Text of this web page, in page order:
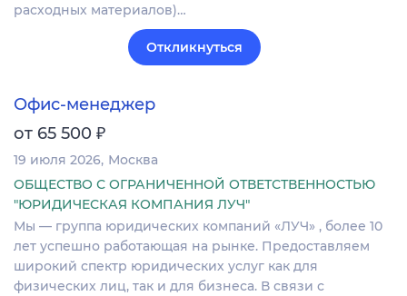
расходных материалов)…
Откликнуться
Офис-менеджер
от 65 500 ₽
19 июля 2026 Москва
ОБЩЕСТВО С ОГРАНИЧЕННОЙ ОТВЕТСТВЕННОСТЬЮ
"ЮРИДИЧЕСКАЯ КОМПАНИЯ ЛУЧ"
Мы — группа юридических компаний «ЛУЧ» , более 10
лет успешно работающая на рынке. Предоставляем
широкий спектр юридических услуг как для
физических лиц, так и для бизнеса. В связи с